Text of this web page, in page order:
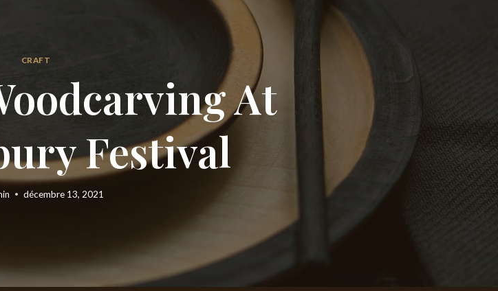
CRAFT
At
Festival
décembre 13, 2021